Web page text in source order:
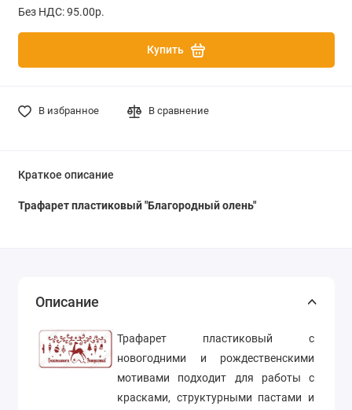
Без НДС: 95.00р.
Купить
В избранное В сравнение
Краткое описание
Трафарет пластиковый"Благородный олень"
Описание
Трафарет пластиковый с
новогодними и рождественскими
мотивами подходит для работы с
красками, структурными пастами и